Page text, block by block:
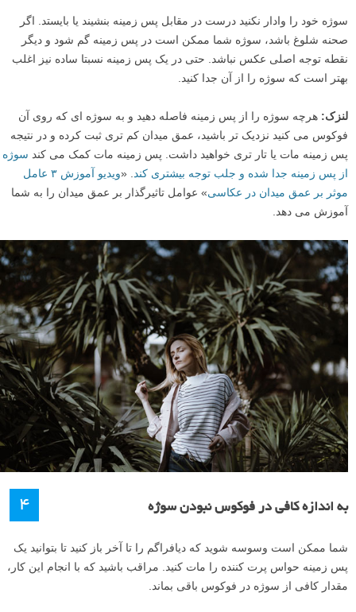
سوژه خود را وادار نکنید درست در مقابل پس زمینه بنشیند یا بایستد. اگر
صحنه شلوغ باشد، سوژه شما ممکن است در پس زمینه گم شود و دیگر
نقطه توجه اصلی عکس نباشد. حتی در یک پس زمینه نسبتا ساده نیز اغلب
بهتر است که سوژه را از آن جدا کنید.
لنزک: هرچه سوژه را از پس زمینه فاصله دهید و به سوژه ای که روی آن
فوکوس می کنید نزدیک تر باشید، عمق میدان کم تری ثبت کرده و در نتیجه
پس زمینه مات یا تار تری خواهید داشت. پس زمینه مات کمک می کند سوژه
از پس زمینه جدا شده و جلب توجه بیشتری کند. «
ویدیو آموزش ۳ عامل
موثر بر عمق میدان در عکاسی» عوامل تاثیرگذار بر عمق میدان را به شما
آموزش می دهد.
۴ به اندازه کافی در فوکوس نبودن سوژه
شما ممکن است وسوسه شوید که دیافراگم را تا آخر باز کنید تا بتوانید یک
پس زمینه حواس پرت کننده را مات کنید. مراقب باشید که با انجام این کار،
مقدار کافی از سوژه در فوکوس باقی بماند.